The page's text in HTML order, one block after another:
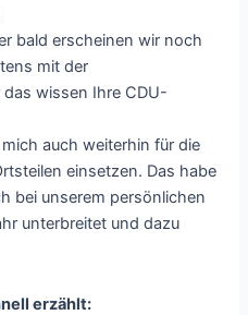
bald erscheinen wir noch
mit der
das wissen Ihre CDU-
auch weiterhin für die
einsetzen. Das habe
bei unserem persönlichen
unterbreitet und dazu
erzählt: